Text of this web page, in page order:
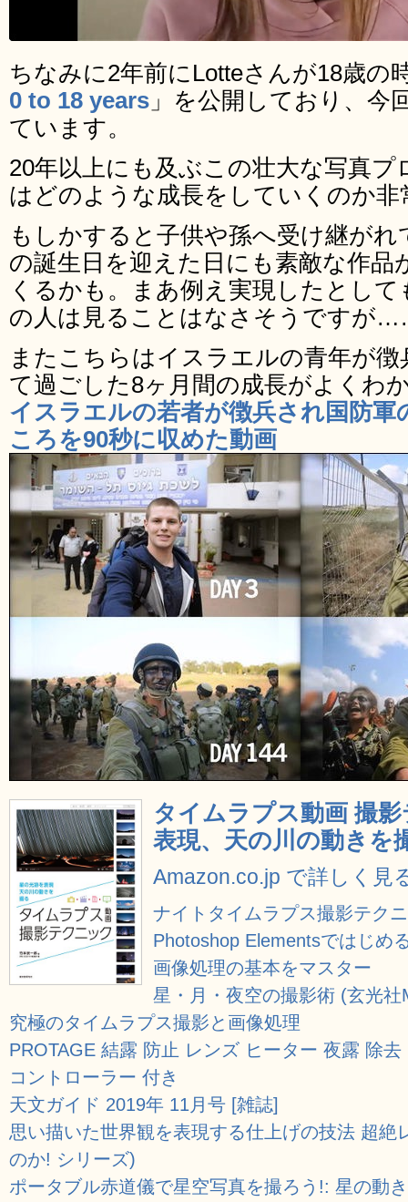
ちなみに2年前にLotteさんが18歳の
0 to 18 years 」を公開しており、今
ています。
20年以上にも及ぶこの壮大な写真
はどのような成長をしていくのか
もしかすると子供や孫へ受け継がれ
の誕生日を迎えた日にも素敵な作品
くるかも。まあ例え実現したとし
の人は見ることはなさそうですが
またこちらはイスラエルの青年が
て過ごした8ヶ月間の成長がよくわ
イスラエルの若者が徴兵され国防軍
ころを90秒に収めた動画
タイムラプス動画 撮
表現、天の川の動きを
Amazon.co.jp で詳しく見
ナイトタイムラプス撮影テク
Photoshop Elementsではじめ
画像処理の基本をマスター
星・月・夜空の撮影術 (玄光社
究極のタイムラプス撮影と画像処理
PROTAGE 結露 防止 レンズ ヒーター 夜露 除
コントローラー 付き
天文ガイド 2019年 11月号 [雑誌]
思い描いた世界観を表現する仕上げの技法 超絶
のか! シリーズ)
ポータブル赤道儀で星空写真を撮ろう!: 星の動